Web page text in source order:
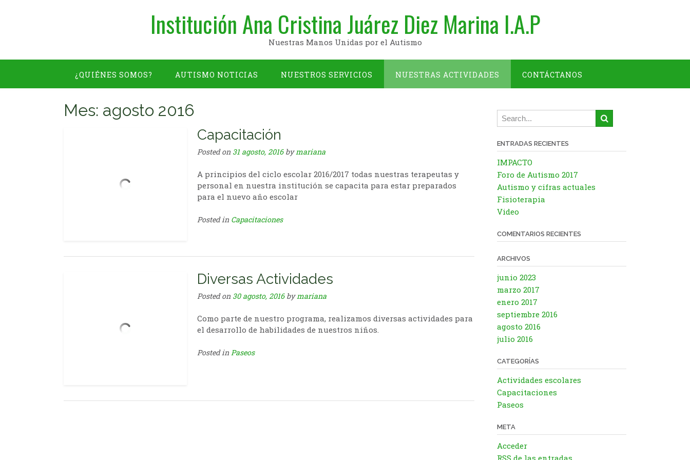
Institución Ana Cristina Juárez Diez Marina I.A.P
Nuestras Manos Unidas por el Autismo
¿QUIÉNES SOMOS? AUTISMO NOTICIAS NUESTROS SERVICIOS NUESTRAS ACTIVIDADES CONTÁCTANOS
GALERIA INFORMES ANUALES
Mes: agosto 2016
Capacitación
Posted on 31 agosto, 2016by mariana
A principios del ciclo escolar 2016/2017 todas nuestras terapeutas y
personal en nuestra institución se capacita para estar preparados
para el nuevo año escolar
Posted in Capacitaciones
Diversas Actividades
Posted on 30 agosto, 2016by mariana
Como parte de nuestro programa, realizamos diversas actividades para
el desarrollo de habilidades de nuestros niños.
Posted in Paseos
ENTRADAS RECIENTES
IMPACTO
Foro de Autismo 2017
Autismo y cifras actuales
Fisioterapia
Video
COMENTARIOS RECIENTES
ARCHIVOS
junio 2023
marzo 2017
enero 2017
septiembre 2016
agosto 2016
julio 2016
CATEGORÍAS
Actividades escolares
Capacitaciones
Paseos
META
Acceder
RSS de las entradas